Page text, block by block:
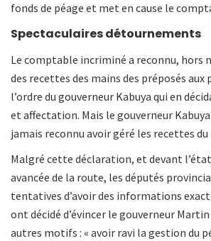
fonds de péage et met en cause le
Spectaculaires détournements
Le comptable incriminé a reconnu, hors
des recettes des mains des préposés aux
l’ordre du gouverneur Kabuya qui en
et affectation. Mais le gouverneur
jamais reconnu avoir géré les recettes du
Malgré cette déclaration, et devant
avancée de la route, les députés
tentatives d’avoir des informations
ont décidé d’évincer le gouverneur
autres motifs : « avoir ravi la gestion du